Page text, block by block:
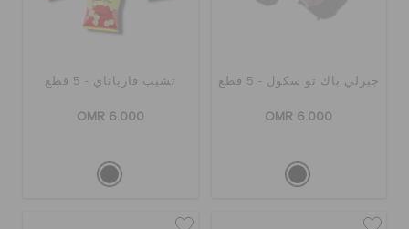
جيرلي باك تو سكول - 5 قطع
OMR 6.000
تشيب فارياتاي - 5 قطع
OMR 6.000